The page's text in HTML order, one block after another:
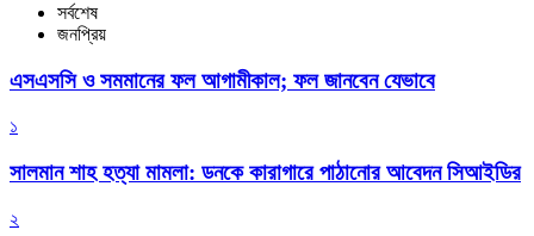
সর্বশেষ
জনপ্রিয়
এসএসসি ও সমমানের ফল আগামীকাল; ফল জানবেন যেভাবে
১
সালমান শাহ হত্যা মামলা: ডনকে কারাগারে পাঠানোর আবেদন সিআইডির
২